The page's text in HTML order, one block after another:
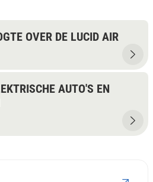
OVER DE LUCID AIR
AUTO'S EN